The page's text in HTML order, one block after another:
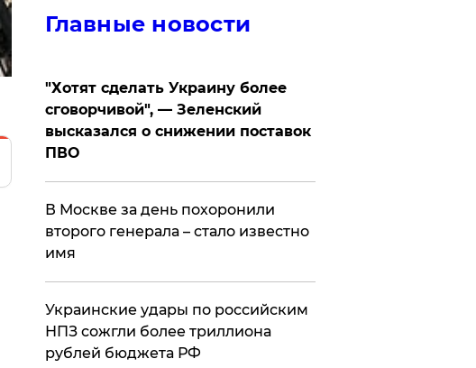
Главные новости
​"Хотят сделать Украину более
сговорчивой", — Зеленский
высказался о снижении поставок
ПВО
В Москве за день похоронили
второго генерала – стало известно
имя
Украинские удары по российским
НПЗ сожгли более триллиона
рублей бюджета РФ